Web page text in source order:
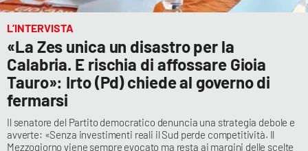
LaC OnAir
EDIZIONI
LOCALI
Catanzaro
L’INTERVISTA
«La Zes unica un disastro per la
Calabria. E rischia di affossare Gioia
Tauro»: Irto (Pd) chiede al governo di
fermarsi
Il senatore del Partito democratico denuncia una strategia debole e
avverte: «Senza investimenti reali il Sud perde competitività. Il
Mezzogiorno viene sempre evocato ma resta ai margini delle scelte